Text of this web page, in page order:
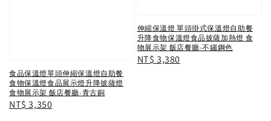
食品保溫燈單頭伸縮保溫燈自助餐
食物保溫燈食品展示燈升降披薩燈
食物展示架 飯店餐廳-青古銅
Regular
NT$ 3,350
伸縮保溫燈 單頭掛式保溫燈自助餐
升降食物保溫燈食品披薩加熱燈 食
物展示架 飯店餐廳-不鏽鋼色
Regular
NT$ 3,380